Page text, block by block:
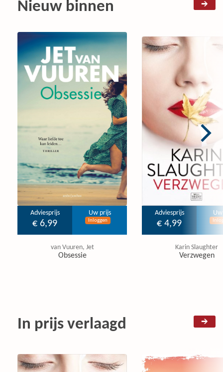
Nieuw binnen
Adviesprijs
€ 6,99
Uw prijs
Inloggen
van Vuuren, Jet
Obsessie
Adviesprijs
€ 4,99
Karin Slaughter
Verzwegen
In prijs verlaagd